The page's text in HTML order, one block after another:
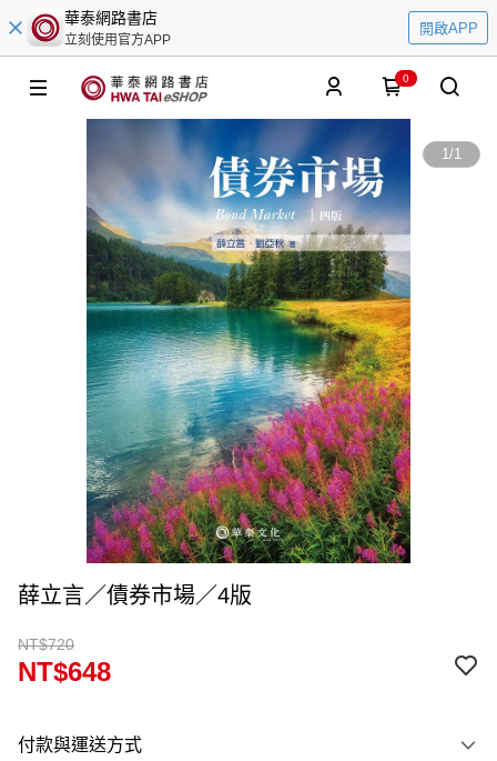
華泰網路書店
立刻使用官方APP
開啟APP
0
1/1
薛立言／債券市場／4版
NT$720
NT$648
付款與運送方式